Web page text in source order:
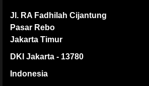
Jl. RA Fadhilah Cijantung
Pasar Rebo
Jakarta Timur
DKI Jakarta - 13780
Indonesia